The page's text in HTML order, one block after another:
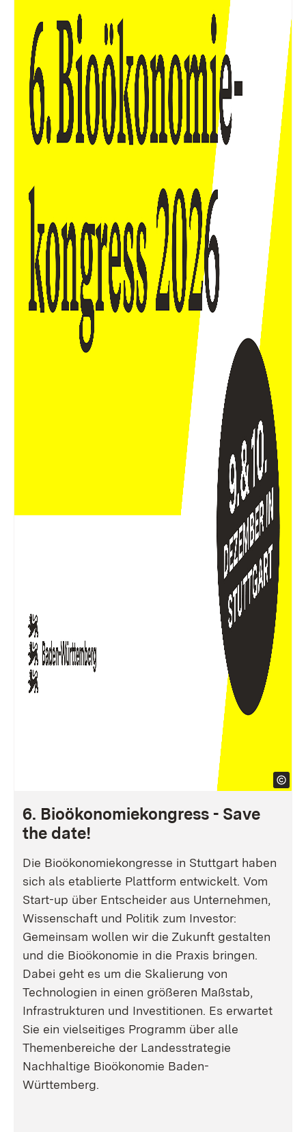
6. Bioökonomiekongress - Save
the date!
Die Bioökonomiekongresse in Stuttgart haben
sich als etablierte Plattform entwickelt. Vom
Start-up über Entscheider aus Unternehmen,
Wissenschaft und Politik zum Investor:
Gemeinsam wollen wir die Zukunft gestalten
und die Bioökonomie in die Praxis bringen.
Dabei geht es um die Skalierung von
Technologien in einen größeren Maßstab,
Infrastrukturen und Investitionen. Es erwartet
Sie ein vielseitiges Programm über alle
Themenbereiche der Landesstrategie
Nachhaltige Bioökonomie Baden-
Württemberg.